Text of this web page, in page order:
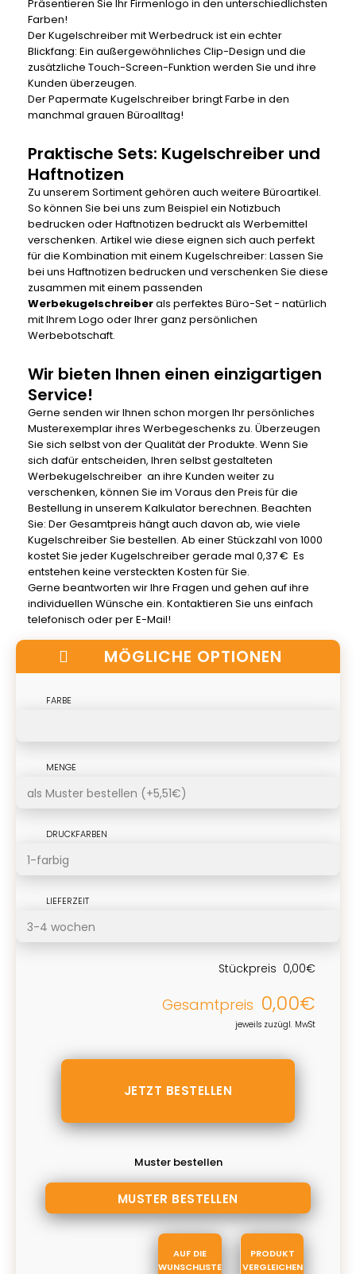
Präsentieren Sie Ihr Firmenlogo in den unterschiedlichsten
Farben!
DerKugelschreiber mit Werbedruck ist ein echter
Blickfang: Ein außergewöhnliches Clip-Design und die
zusätzliche Touch-Screen-Funktion werden Sie und ihre
Kunden überzeugen.
DerPapermate Kugelschreiberbringt Farbe in den
manchmal grauen Büroalltag!
Praktische Sets: Kugelschreiber und
Haftnotizen
Zu unserem Sortiment gehören auch weitere Büroartikel.
So können Sie bei uns zum Beispiel ein Notizbuch
bedrucken oderHaftnotizen bedrucktals Werbemittel
verschenken. Artikel wie diese eignen sich auch perfekt
für die Kombination mit einem Kugelschreiber: Lassen Sie
bei uns Haftnotizen bedrucken und verschenken Sie diese
zusammen mit einem passenden
Werbekugelschreiberals perfektes Büro-Set - natürlich
mit Ihrem Logo oder Ihrer ganz persönlichen
Werbebotschaft.
Wir bieten Ihnen einen einzigartigen
Service!
Gerne senden wir Ihnen schon morgen Ihr persönliches
Musterexemplar ihres Werbegeschenks zu. Überzeugen
Sie sich selbst von der Qualität der Produkte. Wenn Sie
sich dafür entscheiden, Ihren selbst gestalteten
Werbekugelschreiber an ihre Kunden weiter zu
verschenken, können Sie im Voraus den Preis für die
Bestellung in unserem Kalkulator berechnen. Beachten
Sie: Der Gesamtpreis hängt auch davon ab, wie viele
Kugelschreiber Sie bestellen. Ab einer Stückzahl von 1000
kostet Sie jeder Kugelschreiber gerade mal 0,37 € Es
entstehen keine versteckten Kosten für Sie.
Gerne beantworten wir Ihre Fragen und gehen auf ihre
individuellen Wünsche ein. Kontaktieren Sie uns einfach
telefonisch oder per E-Mail!
MÖGLICHE OPTIONEN
FARBE
MENGE
DRUCKFARBEN
LIEFERZEIT
Stückpreis 0,00€
Gesamtpreis 0,00€
jeweils zuzügl. MwSt
Muster bestellen
AUF DIE
WUNSCHLISTE
PRODUKT
VERGLEICHEN